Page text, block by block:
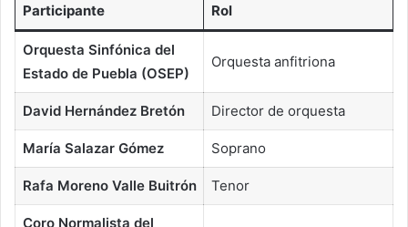
Participante Rol
Orquesta Sinfónica del
Estado de Puebla (OSEP)
Orquesta anfitriona
David Hernández Bretón Director de orquesta
María Salazar Gómez Soprano
Rafa Moreno Valle Buitrón Tenor
Coro Normalista del